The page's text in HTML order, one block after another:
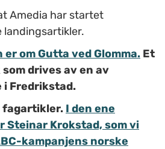
Amedia har startet
landingsartikler.
om Gutta ved Glomma. Et
drives av en av
Fredrikstad.
fagartikler. I den ene
Krokstad, som vi
kampanjens norske